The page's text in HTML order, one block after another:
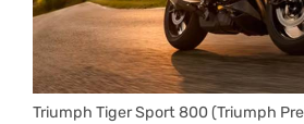
Triumph Tiger Sport 800 (Triumph